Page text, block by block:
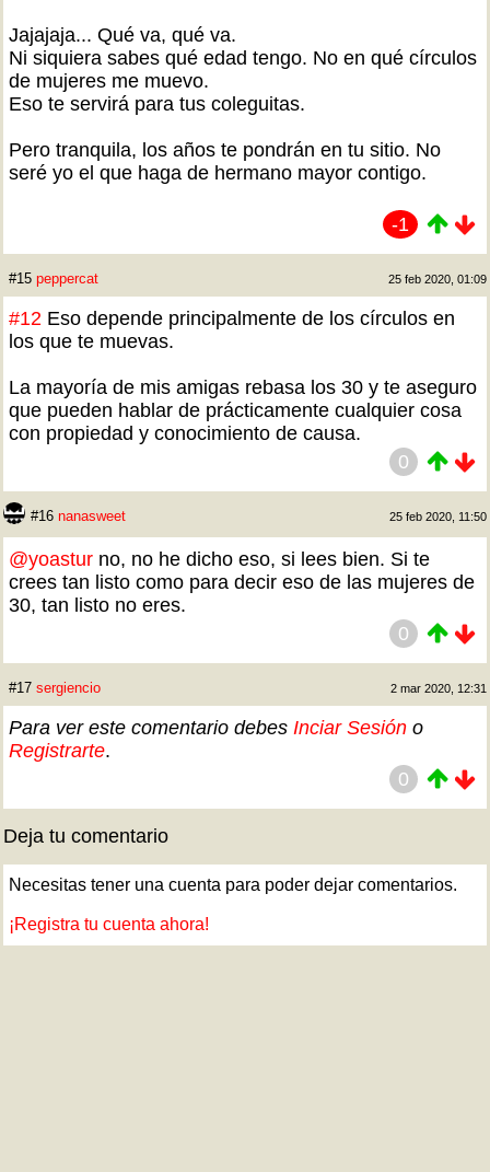
Jajajaja... Qué va, qué va.
Ni siquiera sabes qué edad tengo. No en qué círculos
de mujeres me muevo.
Eso te servirá para tus coleguitas.
Pero tranquila, los años te pondrán en tu sitio. No
seré yo el que haga de hermano mayor contigo.
-1
#15 peppercat 25 feb 2020, 01:09
#12 Eso depende principalmente de los círculos en
los que te muevas.
La mayoría de mis amigas rebasa los 30 y te aseguro
que pueden hablar de prácticamente cualquier cosa
con propiedad y conocimiento de causa.
0
#16 nanasweet 25 feb 2020, 11:50
@yoastur no, no he dicho eso, si lees bien. Si te
crees tan listo como para decir eso de las mujeres de
30, tan listo no eres.
0
#17 sergiencio 2 mar 2020, 12:31
Para ver este comentario debes Inciar Sesión o
Registrarte.
0
Deja tu comentario
Necesitas tener una cuenta para poder dejar comentarios.
¡Registra tu cuenta ahora!